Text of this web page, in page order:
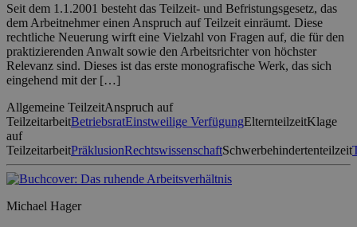
Seit dem 1.1.2001 besteht das Teilzeit- und Befristungsgesetz, das
dem Arbeitnehmer einen Anspruch auf Teilzeit einräumt. Diese
rechtliche Neuerung wirft eine Vielzahl von Fragen auf, die für den
praktizierenden Anwalt sowie den Arbeitsrichter von höchster
Relevanz sind. Dieses ist das erste monografische Werk, das sich
eingehend mit der […]
Allgemeine TeilzeitAnspruch auf
TeilzeitarbeitBetriebsratEinstweilige VerfügungElternteilzeitKlage
auf
TeilzeitarbeitPräklusionRechtswissenschaftSchwerbehindertenteilzeit
Michael Hager